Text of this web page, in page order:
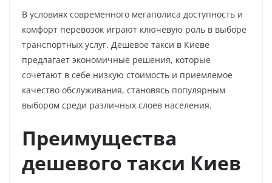
В условиях современного мегаполиса доступность и
комфорт перевозок играют ключевую роль в выборе
транспортных услуг. Дешевое такси в Киеве
предлагает экономичные решения, которые
сочетают в себе низкую стоимость и приемлемое
качество обслуживания, становясь популярным
выбором среди различных слоев населения.
Преимущества
дешевого такси Киев